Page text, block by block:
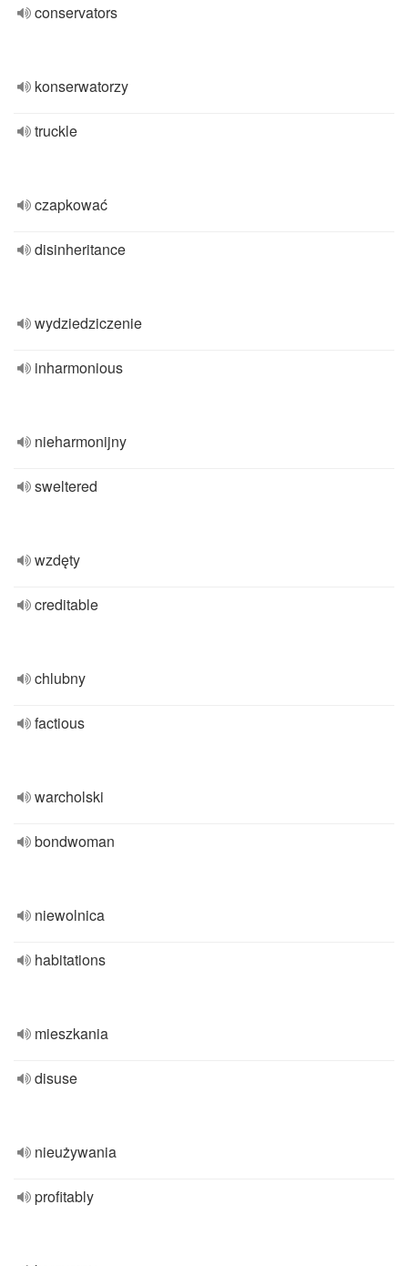
conservators
konserwatorzy
truckle
czapkować
disinheritance
wydziedziczenie
inharmonious
nieharmonijny
sweltered
wzdęty
creditable
chlubny
factious
warcholski
bondwoman
niewolnica
habitations
mieszkania
disuse
nieużywania
profitably